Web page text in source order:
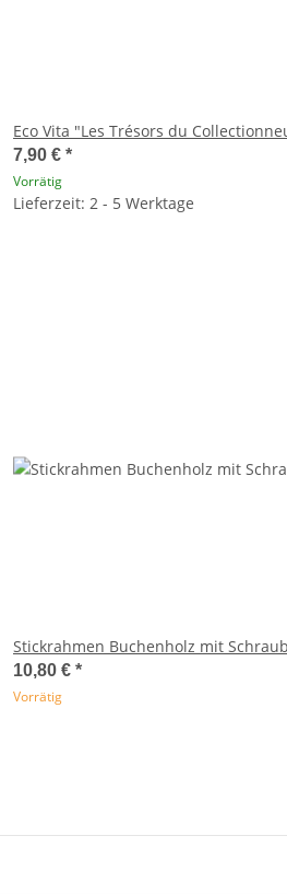
Eco Vita "Les Trésors du
7,90 € *
Vorrätig
Lieferzeit: 2 - 5 Werktage
Stickrahmen Buchenholz mit
10,80 € *
Vorrätig